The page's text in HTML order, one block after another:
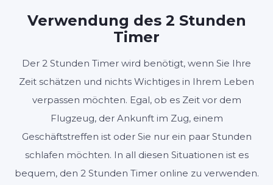
Verwendung des 2 Stunden
Timer
Der 2 Stunden Timer wird benötigt, wenn Sie Ihre
Zeit schätzen und nichts Wichtiges in Ihrem Leben
verpassen möchten. Egal, ob es Zeit vor dem
Flugzeug, der Ankunft im Zug, einem
Geschäftstreffen ist oder Sie nur ein paar Stunden
schlafen möchten. In all diesen Situationen ist es
bequem, den 2 Stunden Timer online zu verwenden.
Start Zurücksetzen